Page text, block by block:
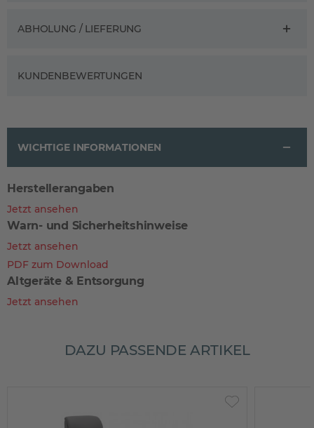
ABHOLUNG / LIEFERUNG
KUNDENBEWERTUNGEN
WICHTIGE INFORMATIONEN
Herstellerangaben
Jetzt ansehen
Warn- und Sicherheitshinweise
Jetzt ansehen
PDF zum Download
Altgeräte & Entsorgung
Jetzt ansehen
DAZU PASSENDE ARTIKEL